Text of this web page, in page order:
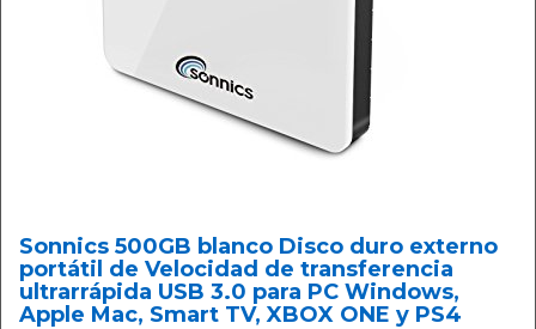
Sonnics 500GB blanco Disco duro externo
portátil de Velocidad de transferencia
ultrarrápida USB 3.0 para PC Windows,
Apple Mac, Smart TV, XBOX ONE y PS4